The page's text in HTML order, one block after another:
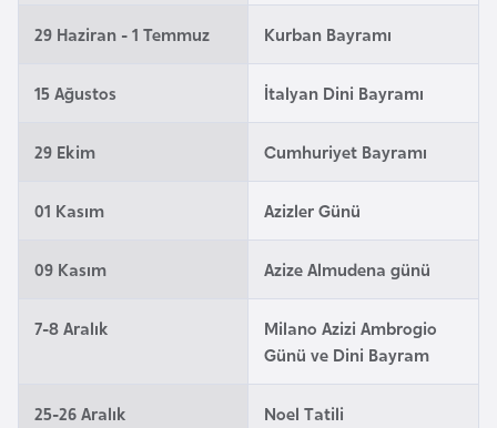
29 Haziran - 1 Temmuz Kurban Bayramı
15 Ağustos İtalyan Dini Bayramı
29 Ekim Cumhuriyet Bayramı
01 Kasım Azizler Günü
09 Kasım Azize Almudena günü
7-8 Aralık
Milano Azizi Ambrogio
Günü ve Dini Bayram
25-26 Aralık Noel Tatili
B
l
i
a
B
n